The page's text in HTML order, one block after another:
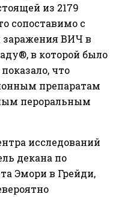
из 2179
сопоставимо с
ВИЧ в
в которой было
что
препаратам
пероральным
исследований
декана по
Эмори в Грейди,